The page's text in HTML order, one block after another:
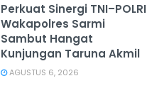
Perkuat Sinergi TNI–POLRI
Wakapolres Sarmi
Sambut Hangat
Kunjungan Taruna Akmil
AGUSTUS 6, 2026